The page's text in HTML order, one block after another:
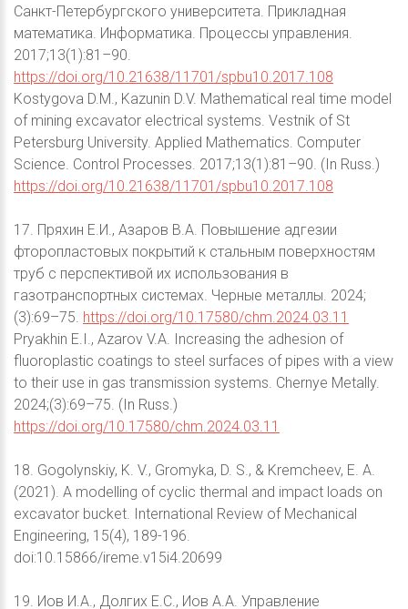
Санкт-Петербургского университета. Прикладная
математика. Информатика. Процессы управления.
2017;13(1):81–90.
https://doi.org/10.21638/11701/spbu10.2017.108
Kostygova D.M., Kazunin D.V. Mathematical real time model
of mining excavator electrical systems. Vestnik of St
Petersburg University. Applied Mathematics. Computer
Science. Control Processes. 2017;13(1):81–90. (In Russ.)
https://doi.org/10.21638/11701/spbu10.2017.108
17. Пряхин Е.И., Азаров В.А. Повышение адгезии
фторопластовых покрытий к стальным поверхностям
труб с перспективой их использования в
газотранспортных системах. Черные металлы. 2024;
(3):69–75. https://doi.org/10.17580/chm.2024.03.11
Pryakhin E.I., Azarov V.A. Increasing the adhesion of
fluoroplastic coatings to steel surfaces of pipes with a view
to their use in gas transmission systems. Chernye Metally.
2024;(3):69–75. (In Russ.)
https://doi.org/10.17580/chm.2024.03.11
18. Gogolynskiy, K. V., Gromyka, D. S., & Kremcheev, E. A.
(2021). A modelling of cyclic thermal and impact loads on
excavator bucket. International Review of Mechanical
Engineering, 15(4), 189-196.
doi:10.15866/ireme.v15i4.20699
19. Иов И.А., Долгих Е.С., Иов А.А. Управление